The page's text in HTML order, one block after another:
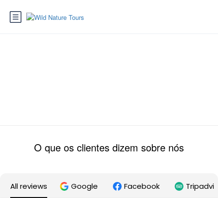
O que os clientes dizem sobre nós
All reviews Google Facebook